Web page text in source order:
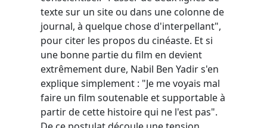
texte sur un site ou dans une colonne de
journal, à quelque chose d'interpellant",
pour citer les propos du cinéaste. Et si
une bonne partie du film en devient
extrêmement dure, Nabil Ben Yadir s'en
explique simplement : "Je me voyais mal
faire un film soutenable et supportable à
partir de cette histoire qui ne l'est pas".